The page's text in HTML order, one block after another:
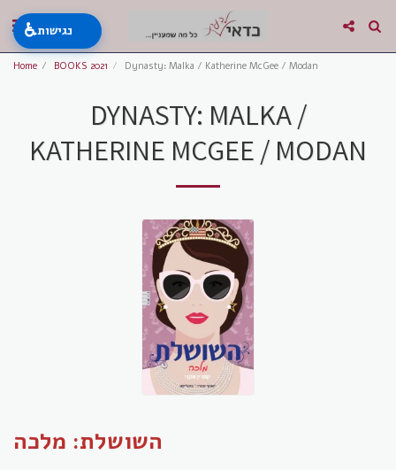
Home BOOKS 2021 Dynasty: Malka / Katherine McGee / Modan
DYNASTY: MALKA /
KATHERINE MCGEE / MODAN
השושלת: מלכה
♿נגישות